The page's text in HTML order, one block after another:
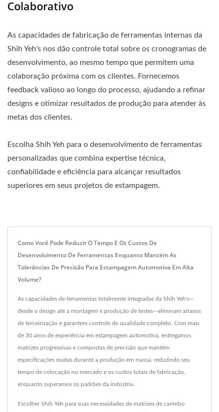
Colaborativo
As capacidades de fabricação de ferramentas internas da
Shih Yeh's nos dão controle total sobre os cronogramas de
desenvolvimento, ao mesmo tempo que permitem uma
colaboração próxima com os clientes. Fornecemos
feedback valioso ao longo do processo, ajudando a refinar
designs e otimizar resultados de produção para atender às
metas dos clientes.
Escolha Shih Yeh para o desenvolvimento de ferramentas
personalizadas que combina expertise técnica,
confiabilidade e eficiência para alcançar resultados
superiores em seus projetos de estampagem.
Como Você Pode Reduzir O Tempo E Os Custos De
Desenvolvimento De Ferramentas Enquanto Mantém As
Tolerâncias De Precisão Para Estampagem Automotiva Em Alta
Volume?
As capacidades de ferramentas totalmente integradas da Shih Yeh's—
desde o design até a montagem e produção de testes—eliminam atrasos
de terceirização e garantem controle de qualidade completo. Com mais
de 30 anos de experiência em estampagem automotiva, entregamos
matrizes progressivas e compostas de precisão que mantêm
especificações exatas durante a produção em massa, reduzindo seu
tempo de colocação no mercado e os custos totais de fabricação,
enquanto superamos os padrões da indústria.
Escolher Shih Yeh para suas necessidades de matrizes de carimbo